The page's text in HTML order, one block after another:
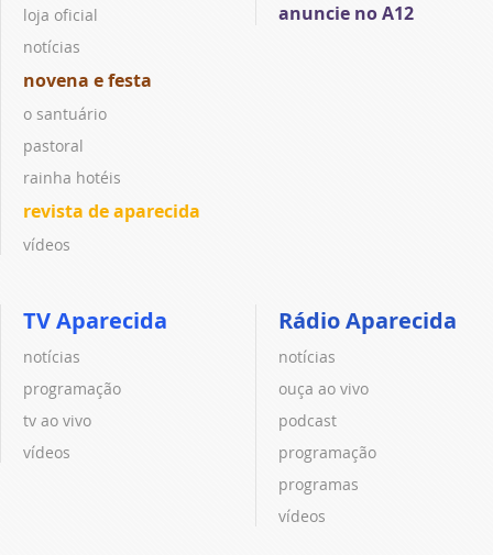
loja oficial
notícias
novena e festa
o santuário
pastoral
rainha hotéis
revista de aparecida
vídeos
anuncie no A12
TV Aparecida
notícias
programação
tv ao vivo
vídeos
Rádio Aparecida
notícias
ouça ao vivo
podcast
programação
programas
vídeos